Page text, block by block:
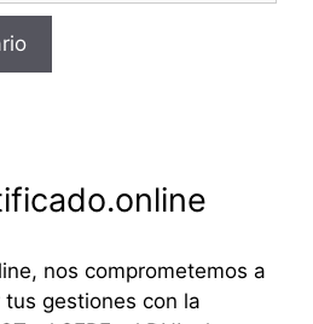
nos comprometemos a
gestiones con la